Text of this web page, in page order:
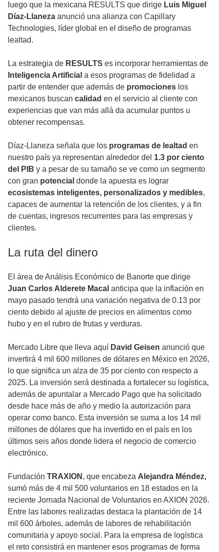
luego que la mexicana RESULTS que dirige Luis Miguel
Díaz-Llaneza anunció una alianza con Capillary
Technologies, líder global en el diseño de programas
lealtad.
La estrategia de RESULTS es incorporar herramientas de
Inteligencia Artificial a esos programas de fidelidad a
partir de entender que además de promociones los
mexicanos buscan calidad en el servicio al cliente con
experiencias que van más allá da acumular puntos u
obtener recompensas.
Díaz-Llaneza señala que los programas de lealtad en
nuestro país ya representan alrededor del 1.3 por ciento
del PIB y a pesar de su tamaño se ve como un segmento
con gran potencial donde la apuesta es lograr
ecosistemas inteligentes, personalizados y medibles,
capaces de aumentar la retención de los clientes, y a fin
de cuentas, ingresos recurrentes para las empresas y
clientes.
La ruta del dinero
El área de Análisis Económico de Banorte que dirige
Juan Carlos Alderete Macal anticipa que la inflación en
mayo pasado tendrá una variación negativa de 0.13 por
ciento debido al ajuste de precios en alimentos como
hubo y en el rubro de frutas y verduras.
Mercado Libre que lleva aquí David Geisen anunció que
invertirá 4 mil 600 millones de dólares en México en 2026,
lo que significa un alza de 35 por ciento con respecto a
2025. La inversión será destinada a fortalecer su logística,
además de apuntalar a Mercado Pago que ha solicitado
desde hace más de año y medio la autorización para
operar como banco. Esta inversión se suma a los 14 mil
millones de dólares que ha invertido en el país en los
últimos seis años donde lidera el negocio de comercio
electrónico.
Fundación TRAXION , que encabeza Alejandra Méndez,
sumó más de 4 mil 500 voluntarios en 18 estados en la
reciente Jornada Nacional de Voluntarios en AXION 2026.
Entre las labores realizadas destaca la plantación de 14
mil 600 árboles, además de labores de rehabilitación
comunitaria y apoyo social. Para la empresa de logística
el reto consistirá en mantener esos programas de forma